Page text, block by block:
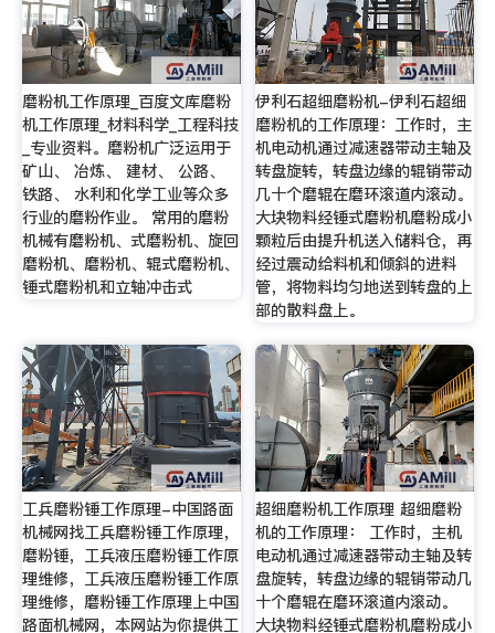
磨粉机工作原理_百度文库磨粉
机工作原理_材料科学_工程科技
_专业资料。磨粉机广泛运用于
矿山、 冶炼、 建材、 公路、
铁路、 水利和化学工业等众多
行业的磨粉作业。 常用的磨粉
机械有磨粉机、式磨粉机、旋回
磨粉机、磨粉机、辊式磨粉机、
锤式磨粉机和立轴冲击式
伊利石超细磨粉机-伊利石超细
磨粉机的工作原理：工作时，主
机电动机通过减速器带动主轴及
转盘旋转，转盘边缘的辊销带动
几十个磨辊在磨环滚道内滚动。
大块物料经锤式磨粉机磨粉成小
颗粒后由提升机送入储料仓，再
经过震动给料机和倾斜的进料
管，将物料均匀地送到转盘的上
部的散料盘上。
工兵磨粉锤工作原理-中国路面
机械网找工兵磨粉锤工作原理，
磨粉锤，工兵液压磨粉锤工作原
理维修，工兵液压磨粉锤工作原
理维修，磨粉锤工作原理上中国
路面机械网，本网站为你提供工
超细磨粉机工作原理 超细磨粉
机的工作原理： 工作时，主机
电动机通过减速器带动主轴及转
盘旋转，转盘边缘的辊销带动几
十个磨辊在磨环滚道内滚动。
大块物料经锤式磨粉机磨粉成小